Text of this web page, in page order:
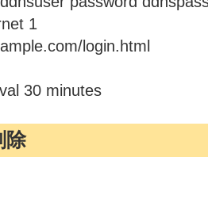
1
login.html
30 minutes
除